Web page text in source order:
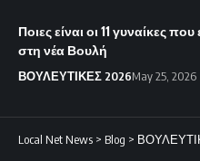
Ποιες είναι οι 11 γυναίκες που
στη νέα Βουλή
ΒΟΥΛΕΥΤΙΚΕΣ 2026May 25, 2026
Local Net News > Blog >